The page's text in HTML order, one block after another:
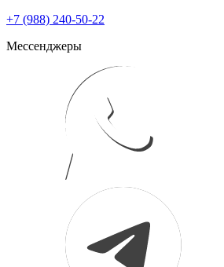
+7 (988) 240-50-22
Мессенджеры